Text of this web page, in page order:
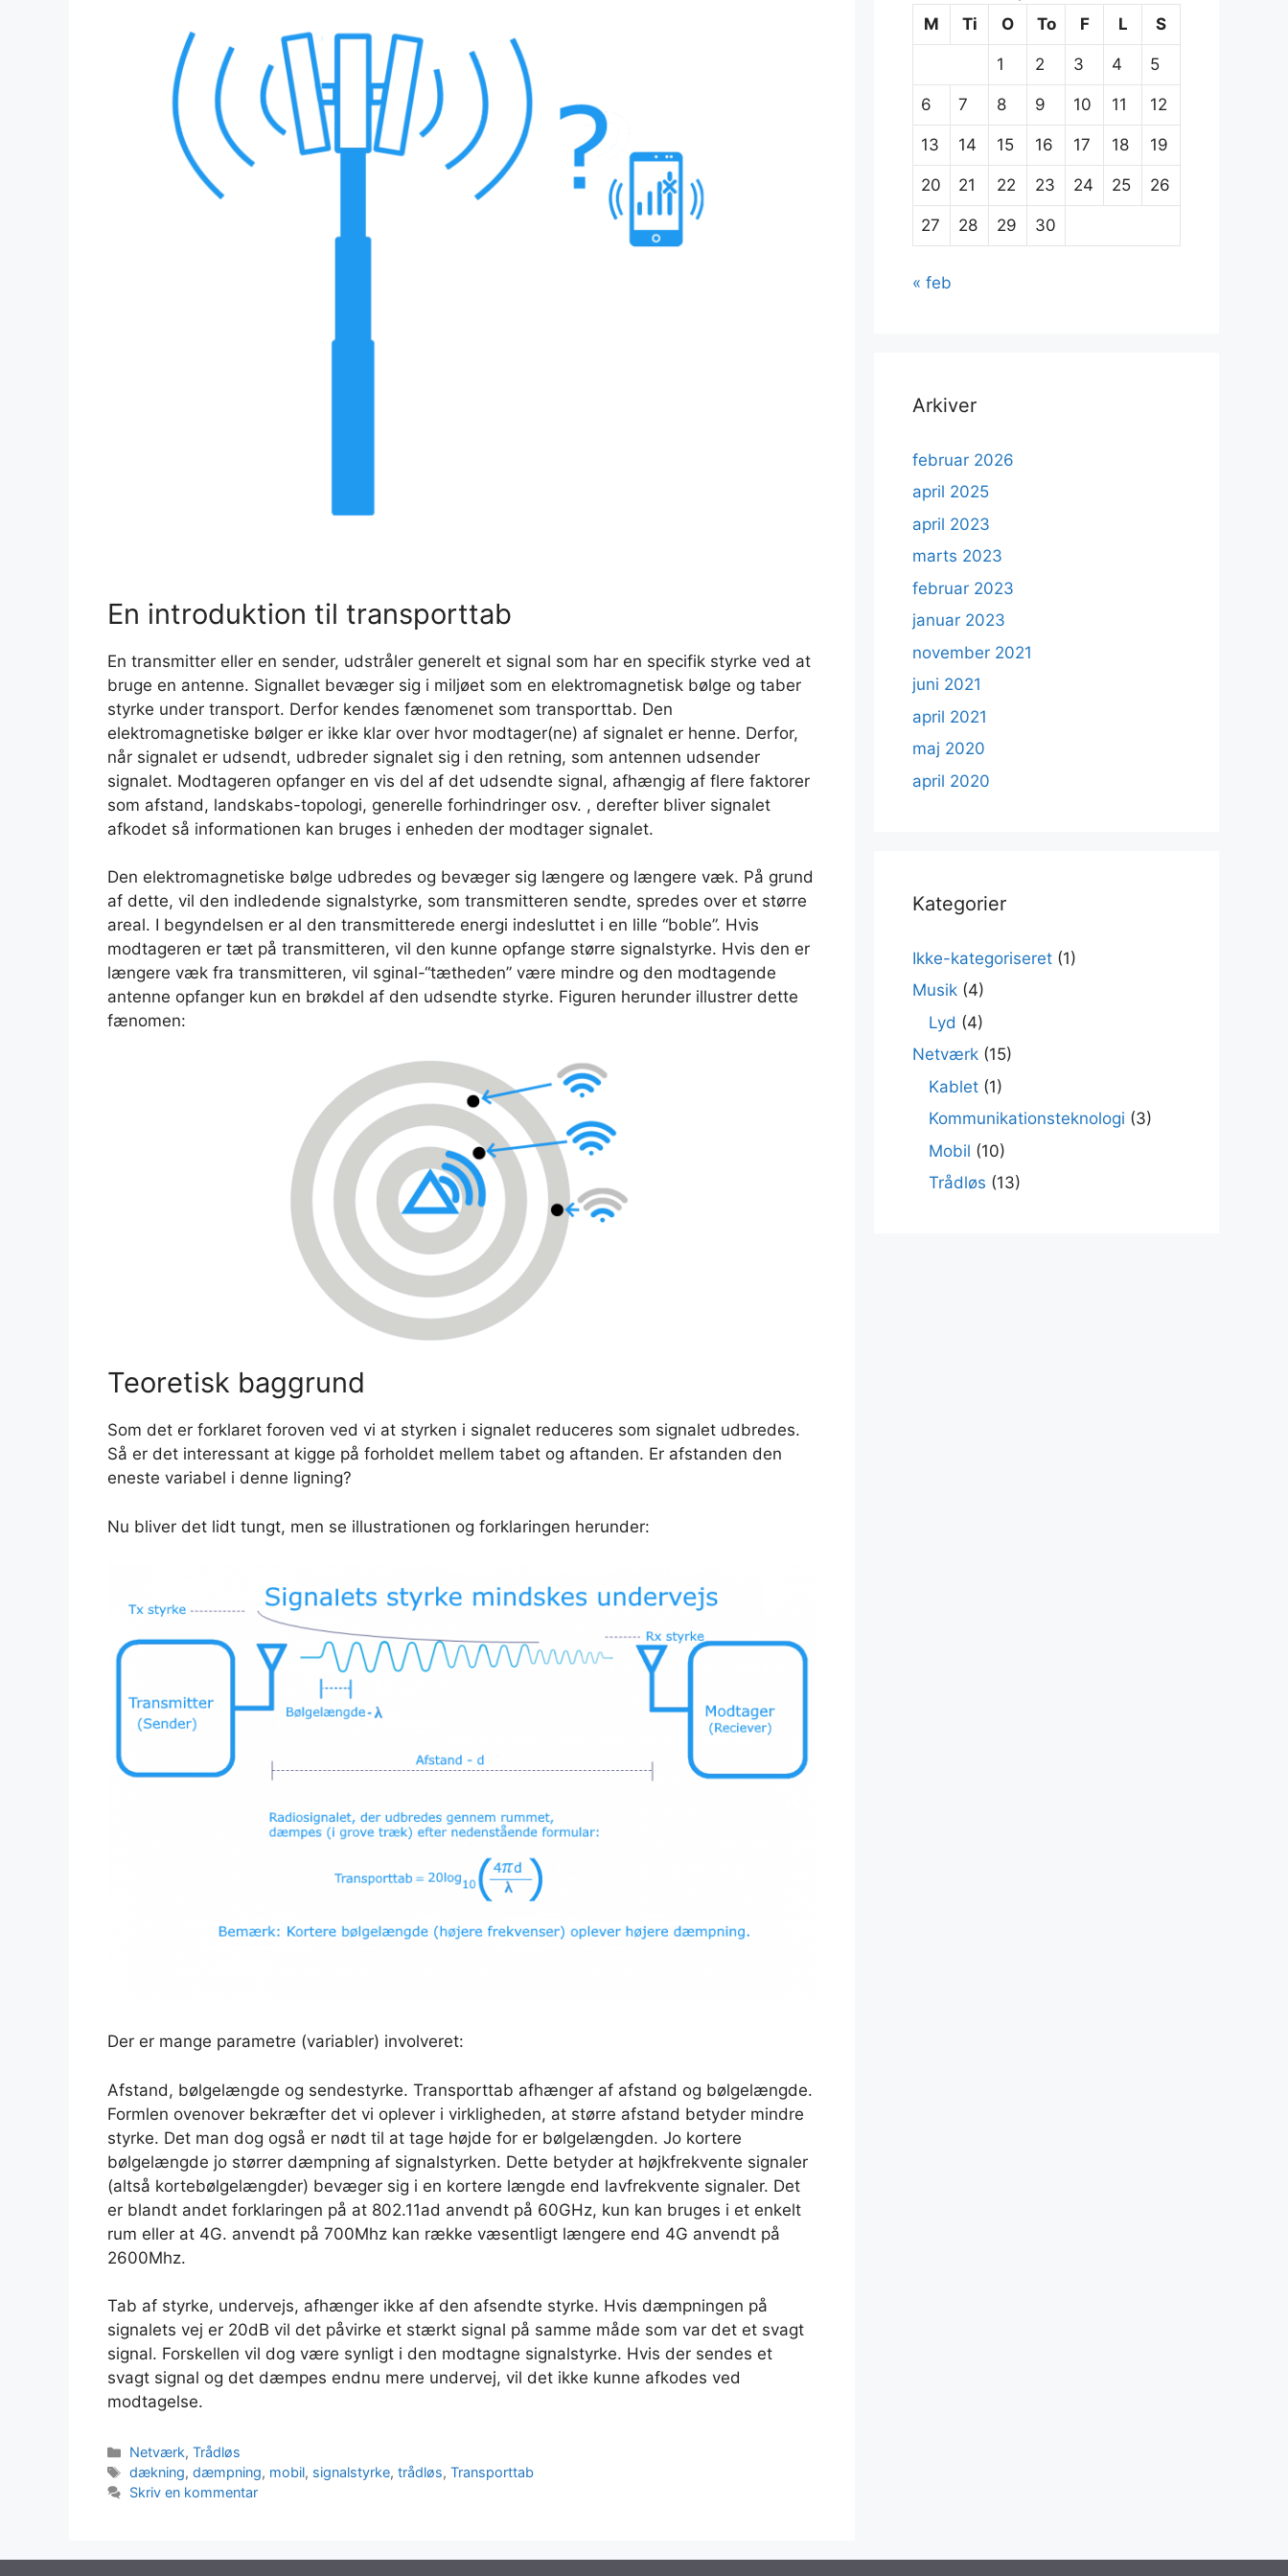
En introduktion til transporttab
En transmitter eller en sender, udstråler generelt et signal som har en specifik styrke ved at
bruge en antenne. Signallet bevæger sig i miljøet som en elektromagnetisk bølge og taber
styrke under transport. Derfor kendes fænomenet som transporttab. Den
elektromagnetiske bølger er ikke klar over hvor modtager(ne) af signalet er henne. Derfor,
når signalet er udsendt, udbreder signalet sig i den retning, som antennen udsender
signalet. Modtageren opfanger en vis del af det udsendte signal, afhængig af flere faktorer
som afstand, landskabs-topologi, generelle forhindringer osv. , derefter bliver signalet
afkodet så informationen kan bruges i enheden der modtager signalet.
Den elektromagnetiske bølge udbredes og bevæger sig længere og længere væk. På grund
af dette, vil den indledende signalstyrke, som transmitteren sendte, spredes over et større
areal. I begyndelsen er al den transmitterede energi indesluttet i en lille “boble”. Hvis
modtageren er tæt på transmitteren, vil den kunne opfange større signalstyrke. Hvis den er
længere væk fra transmitteren, vil sginal-“tætheden” være mindre og den modtagende
antenne opfanger kun en brøkdel af den udsendte styrke. Figuren herunder illustrer dette
fænomen:
Teoretisk baggrund
Som det er forklaret foroven ved vi at styrken i signalet reduceres som signalet udbredes.
Så er det interessant at kigge på forholdet mellem tabet og aftanden. Er afstanden den
eneste variabel i denne ligning?
Nu bliver det lidt tungt, men se illustrationen og forklaringen herunder:
Der er mange parametre (variabler) involveret:
Afstand, bølgelængde og sendestyrke. Transporttab afhænger af afstand og bølgelængde.
Formlen ovenover bekræfter det vi oplever i virkligheden, at større afstand betyder mindre
styrke. Det man dog også er nødt til at tage højde for er bølgelængden. Jo kortere
bølgelængde jo størrer dæmpning af signalstyrken. Dette betyder at højkfrekvente signaler
(altså kortebølgelængder) bevæger sig i en kortere længde end lavfrekvente signaler. Det
er blandt andet forklaringen på at 802.11ad anvendt på 60GHz, kun kan bruges i et enkelt
rum eller at 4G. anvendt på 700Mhz kan række væsentligt længere end 4G anvendt på
2600Mhz.
Tab af styrke, undervejs, afhænger ikke af den afsendte styrke. Hvis dæmpningen på
signalets vej er 20dB vil det påvirke et stærkt signal på samme måde som var det et svagt
signal. Forskellen vil dog være synligt i den modtagne signalstyrke. Hvis der sendes et
svagt signal og det dæmpes endnu mere undervej, vil det ikke kunne afkodes ved
modtagelse.
Kategorier
Netværk,Trådløs
Tags
dækning,dæmpning, mobil, signalstyrke,trådløs,Transporttab
Skriv en kommentar
M
Ti O To F L S
1 2 3 4 5
6 7 8 9 10 11 12
13 14 15 16 17 18 19
20 21 22 23 24 25 26
27 28 29 30
« feb
Arkiver
februar 2026
april 2025
april 2023
marts 2023
februar 2023
januar 2023
november 2021
juni 2021
april 2021
maj 2020
april 2020
Kategorier
Ikke-kategoriseret (1)
Musik (4)
Lyd (4)
Netværk (15)
Kablet (1)
Kommunikationsteknologi (3)
Mobil (10)
Trådløs (13)